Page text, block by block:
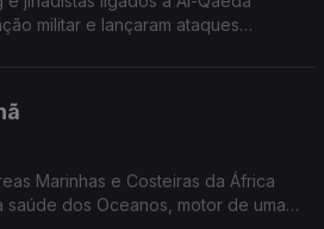
militar e lançaram ataques
Marinhas e Costeiras da África
dos Oceanos, motor de uma